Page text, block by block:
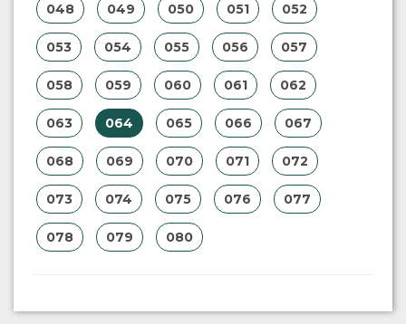
048 049 050 051 052
053 054 055 056 057
058 059 060 061 062
063 064 065 066 067
068 069 070 071 072
073 074 075 076 077
078 079 080